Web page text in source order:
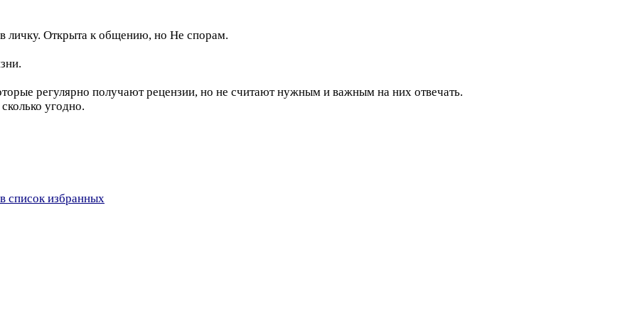
личку. Открыта к общению, но Не спорам.
регулярно получают рецензии, но не считают нужным и важным на них отвечать.
угодно.
список избранных